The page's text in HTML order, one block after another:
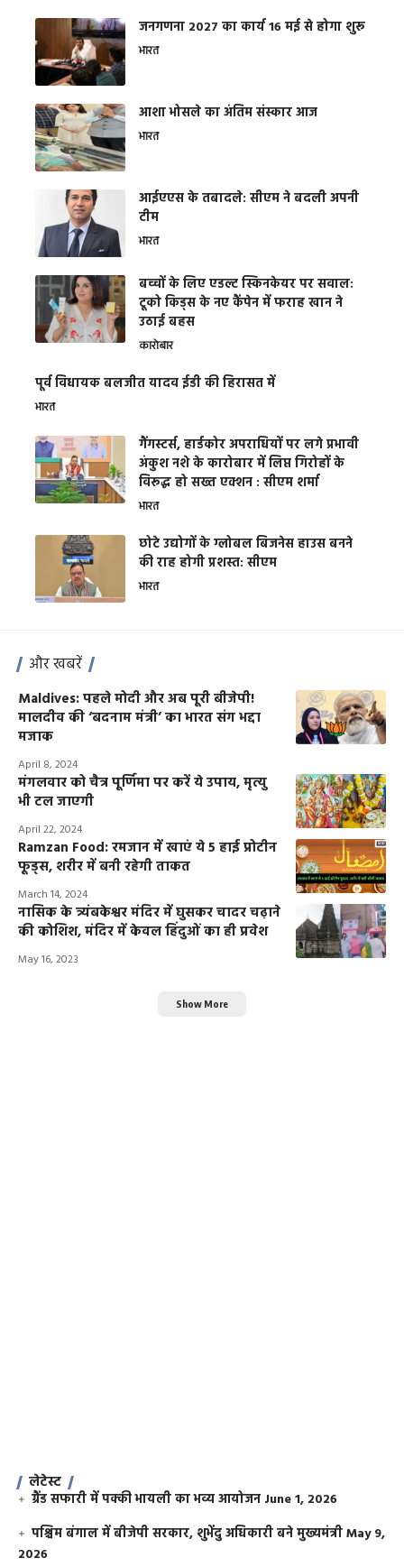
जनगणना 2027 का कार्य 16 मई से होगा शुरू
भारत
आशा भोसले का अंतिम संस्कार आज
भारत
आईएएस के तबादले: सीएम ने बदली अपनी
टीम
भारत
बच्चों के लिए एडल्ट स्किनकेयर पर सवाल:
टूको किड्स के नए कैंपेन में फराह खान ने
उठाई बहस
कारोबार
पूर्व विधायक बलजीत यादव ईडी की हिरासत में
भारत
गैंगस्टर्स, हार्डकोर अपराधियों पर लगे प्रभावी
अंकुश नशे के कारोबार में लिप्त गिरोहों के
विरूद्ध हो सख्त एक्शन : सीएम शर्मा
भारत
छोटे उद्योगों के ग्लोबल बिजनेस हाउस बनने
की राह होगी प्रशस्त: सीएम
भारत
और खबरें
Maldives: पहले मोदी और अब पूरी बीजेपी!
मालदीव की ‘बदनाम मंत्री’ का भारत संग भद्दा
मजाक
April 8, 2024
मंगलवार को चैत्र पूर्णिमा पर करें ये उपाय, मृत्यु
भी टल जाएगी
April 22, 2024
Ramzan Food: रमजान में खाएं ये 5 हाई प्रोटीन
फूड्स, शरीर में बनी रहेगी ताकत
March 14, 2024
नासिक के त्र्यंबकेश्वर मंदिर में घुसकर चादर चढ़ाने
की कोशिश, मंदिर में केवल हिंदुओं का ही प्रवेश
May 16, 2023
Show More
लेटेस्ट
ग्रैंड सफारी में पक्की भायली का भव्य आयोजन June 1, 2026
पश्चिम बंगाल में बीजेपी सरकार, शुभेंदु अधिकारी बने मुख्यमंत्रीMay 9,
2026